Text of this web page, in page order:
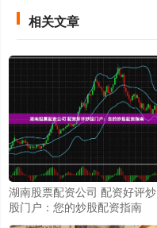
相关文章
湖南股票配资公司 配资好评炒
股门户：您的炒股配资指南